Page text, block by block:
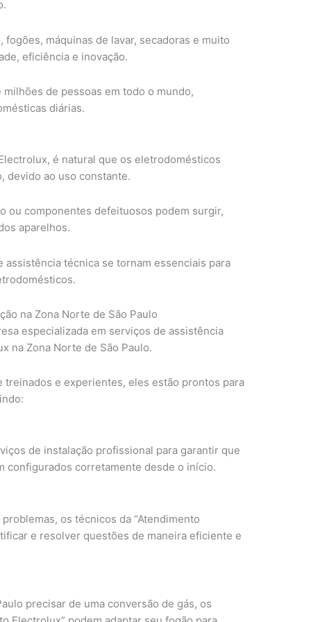
máquinas de lavar, secadoras e muito
eficiência e inovação.
de pessoas em todo o mundo,
diárias.
é natural que os eletrodomésticos
devido ao uso constante.
ou componentes defeituosos podem surgir,
aparelhos.
técnica se tornam essenciais para
na Zona Norte de São Paulo
especializada em serviços de assistência
na Zona Norte de São Paulo.
treinados e experientes, eles estão prontos para
de instalação profissional para garantir que
configurados corretamente desde o início.
os técnicos da “Atendimento
e resolver questões de maneira eficiente e
precisar de uma conversão de gás, os